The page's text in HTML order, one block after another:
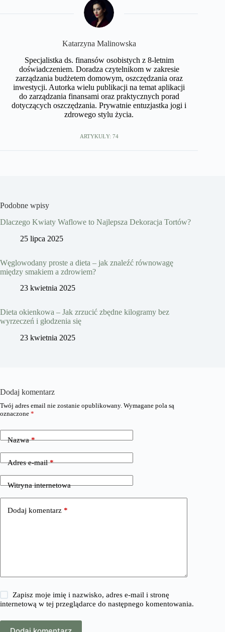
Katarzyna Malinowska
Specjalistka ds. finansów osobistych z 8-letnim
doświadczeniem. Doradza czytelnikom w zakresie
zarządzania budżetem domowym, oszczędzania oraz
inwestycji. Autorka wielu publikacji na temat aplikacji
do zarządzania finansami oraz praktycznych porad
dotyczących oszczędzania. Prywatnie entuzjastka jogi i
zdrowego stylu życia.
ARTYKUŁY: 74
Podobne wpisy
Dlaczego Kwiaty Waflowe to Najlepsza Dekoracja Tortów?
25 lipca 2025
Węglowodany proste a dieta – jak znaleźć równowagę
między smakiem a zdrowiem?
23 kwietnia 2025
Dieta okienkowa – Jak zrzucić zbędne kilogramy bez
wyrzeczeń i głodzenia się
23 kwietnia 2025
Dodaj komentarz
Twój adres email nie zostanie opublikowany. Wymagane pola są
oznaczone *
Nazwa*
Adres e-mail*
Witryna internetowa
Dodaj komentarz *
Zapisz moje imię i nazwisko, adres e-mail i stronę
internetową w tej przeglądarce do następnego komentowania.